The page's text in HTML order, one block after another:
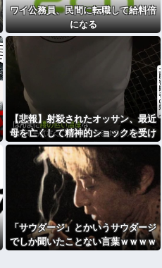
ワイ公務員、民間に転職して給料倍
になる
【悲報】射殺されたオッサン、最近
母を亡くして精神的ショックを受け
ていたと判明
「サウダージ」とかいうサウダージ
でしか聞いたことない言葉ｗｗｗｗ